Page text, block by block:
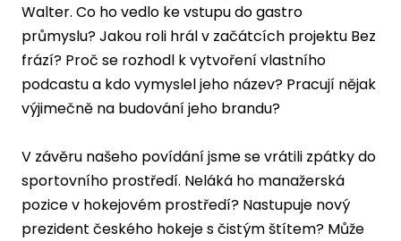
Walter. Co ho vedlo ke vstupu do gastro
průmyslu? Jakou roli hrál v začátcích projektu Bez
frází? Proč se rozhodl k vytvoření vlastního
podcastu a kdo vymyslel jeho název? Pracují nějak
výjimečně na budování jeho brandu?
V závěru našeho povídání jsme se vrátili zpátky do
sportovního prostředí. Neláká ho manažerská
pozice v hokejovém prostředí? Nastupuje nový
prezident českého hokeje s čistým štítem? Může